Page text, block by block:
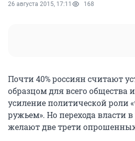
26 августа 2015, 17:11 168
Почти 40% россиян считают
образцом для всего общества
усиление политической роли
ружьем». Но перехода власти
желают две трети